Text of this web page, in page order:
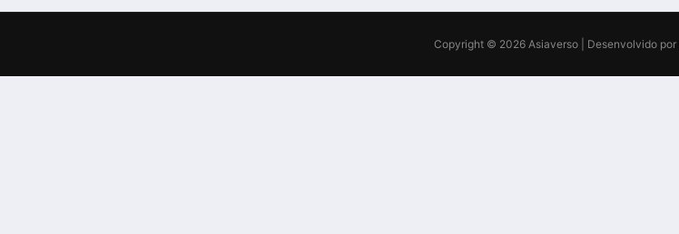
Copyright © 2026 Asiaverso | Desenvolvido por